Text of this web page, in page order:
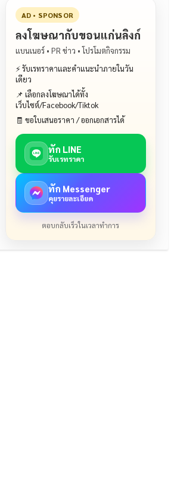
AD • SPONSOR
ลงโฆษณากับขอนแก่นลิงก์
แบนเนอร์ • PR ข่าว • โปรโมตกิจกรรม
⚡ รับเรทราคาและคำแนะนำภายในวัน
เดียว
📌 เลือกลงโฆษณาได้ทั้ง
เว็บไซต์/Facebook/Tiktok
🧾 ขอใบเสนอราคา / ออกเอกสารได้
ทัก LINE
รับเรทราคา
ทัก Messenger
คุยรายละเอียด
ตอบกลับเร็วในเวลาทำการ